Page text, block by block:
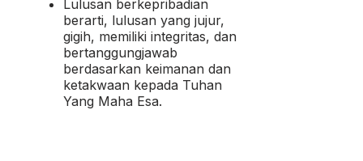
Lulusan berkepribadian
berarti, lulusan yang jujur,
gigih, memiliki integritas, dan
bertanggungjawab
berdasarkan keimanan dan
ketakwaan kepada Tuhan
Yang Maha Esa.